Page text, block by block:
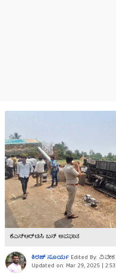
ಕೆಎಸ್​ಆರ್​ಟಿಸಿ ಬಸ್​ ಅಪಘಾತ
ಕಿರಣ್​ ಸೂರ್ಯ Edited By:
Updated on: Mar 29, 2025 |